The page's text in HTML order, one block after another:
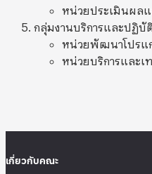
หน่วยประเมินผล
กลุ่มงานบริการและปฏิบั
หน่วยพัฒนาโปรแ
หน่วยบริการและเ
เกี่ยวกับคณะ